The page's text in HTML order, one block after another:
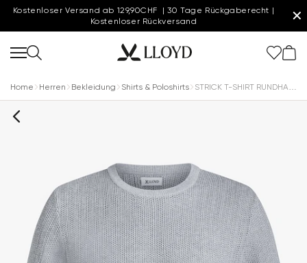
Kostenloser Versand ab 129,90CHF | 30 Tage Rückgaberecht |
Kostenloser Rückversand
✕
Home Herren Bekleidung Shirts & Poloshirts STRICK T-SHIRT RUNDHALS